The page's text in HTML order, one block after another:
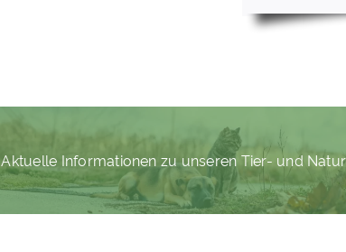
Aktuelle Informationen zu unseren Tier- und